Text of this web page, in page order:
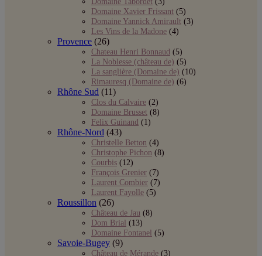
Domaine Xavier Frissant (5)
Domaine Yannick Amirault (3)
Les Vins de la Madone (4)
Provence (26)
Chateau Henri Bonnaud (5)
La Noblesse (château de) (5)
La sanglière (Domaine de) (10)
Rimauresq (Domaine de) (6)
Rhône Sud (11)
Clos du Calvaire (2)
Domaine Brusset (8)
Felix Guinand (1)
Rhône-Nord (43)
Christelle Betton (4)
Christophe Pichon (8)
Courbis (12)
François Grenier (7)
Laurent Combier (7)
Laurent Fayolle (5)
Roussillon (26)
Château de Jau (8)
Dom Brial (13)
Domaine Fontanel (5)
Savoie-Bugey (9)
Château de Mérande (3)